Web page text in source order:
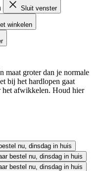
Sluit venster
winkelen
maat groter dan je normale
bij het hardlopen gaat
het afwikkelen. Houd hier
nu, dinsdag in huis
bestel nu, dinsdag in huis
bestel nu, dinsdag in huis